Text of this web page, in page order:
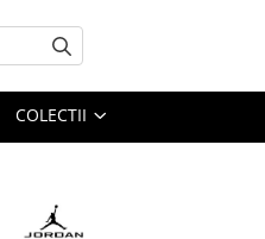
COLECTII